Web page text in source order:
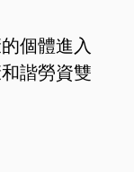
個體進入
諧勞資雙